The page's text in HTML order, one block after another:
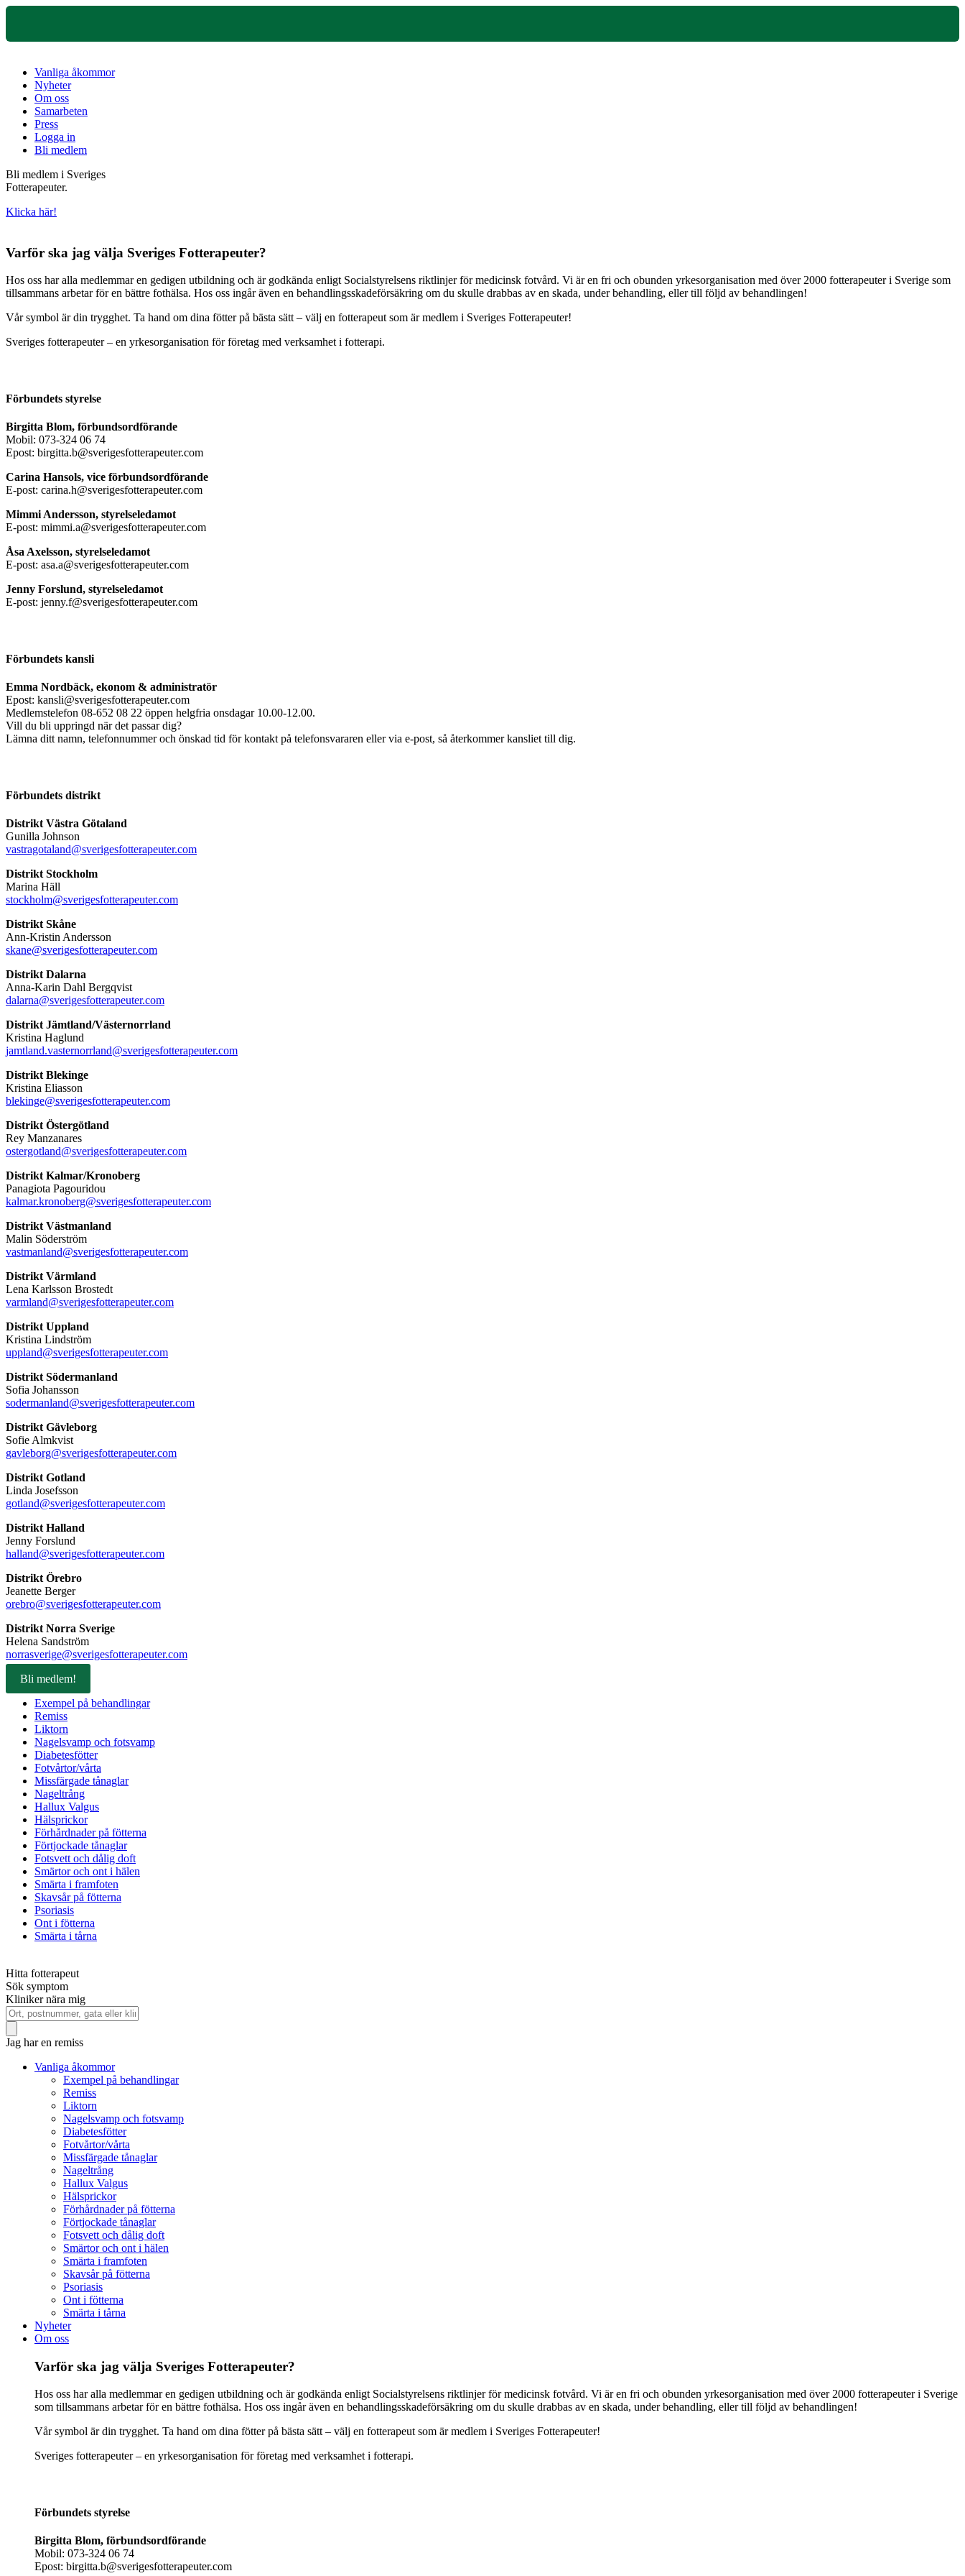
Vanliga åkommor
Nyheter
Om oss
Samarbeten
Press
Logga in
Bli medlem
Bli medlem i Sveriges
Fotterapeuter.
Klicka här!
Varför ska jag välja Sveriges Fotterapeuter?
Hos oss har alla medlemmar en gedigen utbildning och är godkända enligt Socialstyrelsens riktlinjer för medicinsk fotvård. Vi är en fri och obunden yrkesorganisation med över 2000 fotterapeuter i Sverige som
tillsammans arbetar för en bättre fothälsa. Hos oss ingår även en behandlingsskadeförsäkring om du skulle drabbas av en skada, under behandling, eller till följd av behandlingen!
Vår symbol är din trygghet. Ta hand om dina fötter på bästa sätt – välj en fotterapeut som är medlem i Sveriges Fotterapeuter!
Sveriges fotterapeuter – en yrkesorganisation för företag med verksamhet i fotterapi.
Förbundets styrelse
Birgitta Blom, förbundsordförande
Mobil: 073-324 06 74
Epost: birgitta.b@sverigesfotterapeuter.com
Carina Hansols, vice förbundsordförande
E-post: carina.h@sverigesfotterapeuter.com
Mimmi Andersson, styrelseledamot
E-post: mimmi.a@sverigesfotterapeuter.com
Åsa Axelsson, styrelseledamot
E-post: asa.a@sverigesfotterapeuter.com
Jenny Forslund, styrelseledamot
E-post: jenny.f@sverigesfotterapeuter.com
Förbundets kansli
Emma Nordbäck, ekonom & administratör
Epost: kansli@sverigesfotterapeuter.com
Medlemstelefon 08-652 08 22 öppen helgfria onsdagar 10.00-12.00.
Vill du bli uppringd när det passar dig?
Lämna ditt namn, telefonnummer och önskad tid för kontakt på telefonsvararen eller via e-post, så återkommer kansliet till dig.
Förbundets distrikt
Distrikt Västra Götaland
Gunilla Johnson
vastragotaland@sverigesfotterapeuter.com
Distrikt Stockholm
Marina Häll
stockholm@sverigesfotterapeuter.com
Distrikt Skåne
Ann-Kristin Andersson
skane@sverigesfotterapeuter.com
Distrikt Dalarna
Anna-Karin Dahl Bergqvist
dalarna@sverigesfotterapeuter.com
Distrikt Jämtland/Västernorrland
Kristina Haglund
jamtland.vasternorrland@sverigesfotterapeuter.com
Distrikt Blekinge
Kristina Eliasson
blekinge@sverigesfotterapeuter.com
Distrikt Östergötland
Rey Manzanares
ostergotland@sverigesfotterapeuter.com
Distrikt Kalmar/Kronoberg
Panagiota Pagouridou
kalmar.kronoberg@sverigesfotterapeuter.com
Distrikt Västmanland
Malin Söderström
vastmanland@sverigesfotterapeuter.com
Distrikt Värmland
Lena Karlsson Brostedt
varmland@sverigesfotterapeuter.com
Distrikt Uppland
Kristina Lindström
uppland@sverigesfotterapeuter.com
Distrikt Södermanland
Sofia Johansson
sodermanland@sverigesfotterapeuter.com
Distrikt Gävleborg
Sofie Almkvist
gavleborg@sverigesfotterapeuter.com
Distrikt Gotland
Linda Josefsson
gotland@sverigesfotterapeuter.com
Distrikt Halland
Jenny Forslund
halland@sverigesfotterapeuter.com
Distrikt Örebro
Jeanette Berger
orebro@sverigesfotterapeuter.com
Distrikt Norra Sverige
Helena Sandström
norrasverige@sverigesfotterapeuter.com
Bli medlem!
Exempel på behandlingar
Remiss
Liktorn
Nagelsvamp och fotsvamp
Diabetesfötter
Fotvårtor/vårta
Missfärgade tånaglar
Nageltrång
Hallux Valgus
Hälsprickor
Förhårdnader på fötterna
Förtjockade tånaglar
Fotsvett och dålig doft
Smärtor och ont i hälen
Smärta i framfoten
Skavsår på fötterna
Psoriasis
Ont i fötterna
Smärta i tårna
Hitta fotterapeut
Sök symptom
Kliniker nära mig
Jag har en remiss
Vanliga åkommor
Exempel på behandlingar
Remiss
Liktorn
Nagelsvamp och fotsvamp
Diabetesfötter
Fotvårtor/vårta
Missfärgade tånaglar
Nageltrång
Hallux Valgus
Hälsprickor
Förhårdnader på fötterna
Förtjockade tånaglar
Fotsvett och dålig doft
Smärtor och ont i hälen
Smärta i framfoten
Skavsår på fötterna
Psoriasis
Ont i fötterna
Smärta i tårna
Nyheter
Om oss
Varför ska jag välja Sveriges Fotterapeuter?
Hos oss har alla medlemmar en gedigen utbildning och är godkända enligt Socialstyrelsens riktlinjer för medicinsk fotvård. Vi är en fri och obunden yrkesorganisation med över 2000 fotterapeuter i Sverige
som tillsammans arbetar för en bättre fothälsa. Hos oss ingår även en behandlingsskadeförsäkring om du skulle drabbas av en skada, under behandling, eller till följd av behandlingen!
Vår symbol är din trygghet. Ta hand om dina fötter på bästa sätt – välj en fotterapeut som är medlem i Sveriges Fotterapeuter!
Sveriges fotterapeuter – en yrkesorganisation för företag med verksamhet i fotterapi.
Förbundets styrelse
Birgitta Blom, förbundsordförande
Mobil: 073-324 06 74
Epost: birgitta.b@sverigesfotterapeuter.com